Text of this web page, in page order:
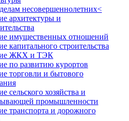
несовершеннолетних<
архитектуры и
имущественных отношений
капитального строительства
ЖКХ и ТЭК
по развитию курортов
торговли и бытового
сельского хозяйства и
промышленности
транспорта и дорожного